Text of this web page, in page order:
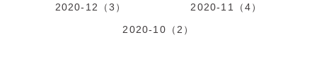
2020-12（3）
2020-11（4）
2020-10（2）